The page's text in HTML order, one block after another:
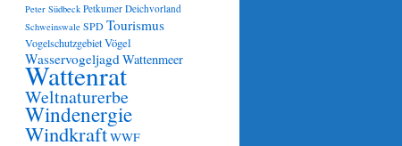
Peter Südbeck Petkumer Deichvorland
Schweinswale SPDTourismus
VogelschutzgebietVögel
WasservogeljagdWattenmeer
Wattenrat
Weltnaturerbe
Windenergie
WindkraftWWF